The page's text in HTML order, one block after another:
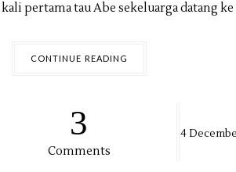
pertama tau Abe sekeluarga datang
CONTINUE READING
3
Comments
4